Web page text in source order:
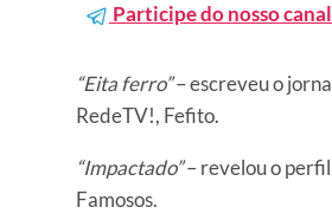
Participe do nosso
“Eita ferro”– escreveu o
RedeTV!, Fefito.
“Impactado”– revelou o
Famosos.